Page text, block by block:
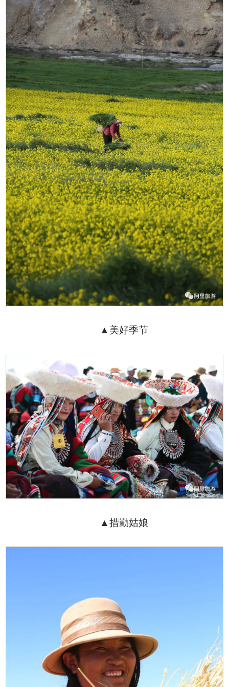
▲美好季节
▲措勤姑娘